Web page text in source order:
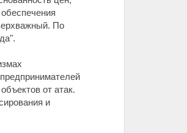
По
от атак.
и